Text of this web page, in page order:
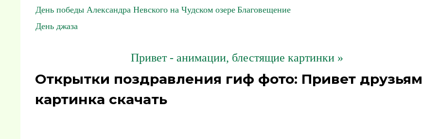
День победы Александра Невского на Чудском озере Благовещение
День джаза
Привет - анимации, блестящие картинки »
Открытки поздравления гиф фото: Привет друзьям
картинка скачать